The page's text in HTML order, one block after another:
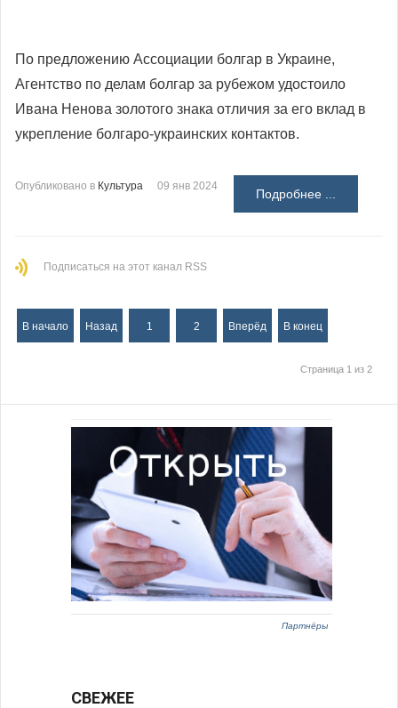
По предложению Ассоциации болгар в Украине,
Агентство по делам болгар за рубежом удостоило
Ивана Ненова золотого знака отличия за его вклад в
укрепление болгаро-украинских контактов.
Опубликовано в Культура 09 янв 2024
Подробнее ...
Подписаться на этот канал RSS
В начало Назад 1 2 Вперёд В конец
Страница 1 из 2
Партнёры
СВЕЖЕЕ